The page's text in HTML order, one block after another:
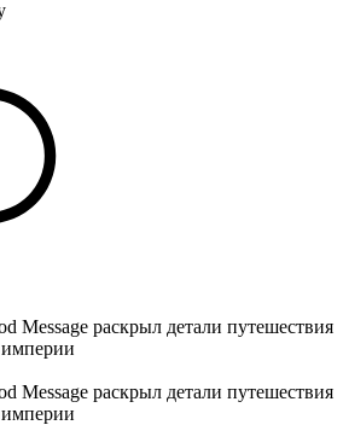
Message раскрыл детали путешествия
Message раскрыл детали путешествия